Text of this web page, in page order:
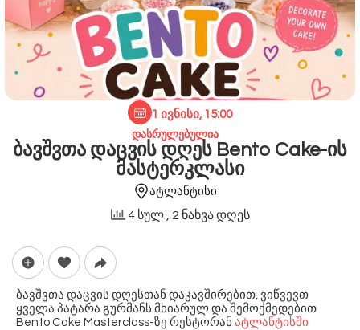
1 ივნისი, 15:00
დასრულებულია
ბავშვთა დაცვის დღეს Bento Cake-ის
მასტერკლასი
ატლანტისი
4 სულ , 2 ნახვა დღეს
ბავშვთა დაცვის დღესთან დაკავშირებით, ვიწვევთ
ყველა პატარა გურმანს მხიარულ და შემოქმედებით
Bento Cake Masterclass-ზე რესტორან ატლანტისში